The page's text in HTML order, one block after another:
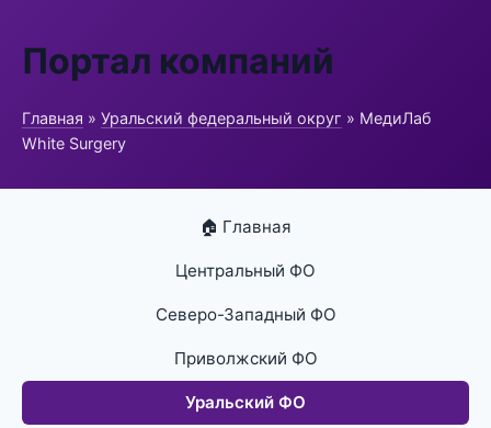
Портал компаний
Главная » Уральский федеральный округ » МедиЛаб
White Surgery
🏠 Главная
Центральный ФО
Северо-Западный ФО
Приволжский ФО
Уральский ФО